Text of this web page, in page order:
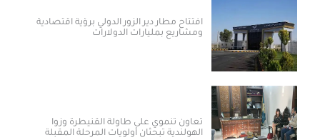
افتتاح مطار دير الزور الدولي برؤية اقتصادية
ومشاريع بمليارات الدولارات ​
تعاون تنموي على طاولة القنيطرة وزوا
الهولندية تبحثان أولويات المرحلة المقبلة